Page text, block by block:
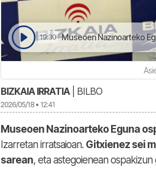
19:30 Museoen Nazinoarteko
BIZKAIA IRRATIA| BILBO
2026/05/18 • 12:41
Museoen Nazinoarteko Eguna
Izarretan irratsaioan. Gitxienez sei
sarean, eta astegoienean ospakizun